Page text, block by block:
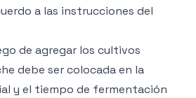
a las instrucciones del
de agregar los cultivos
debe ser colocada en la
y el tiempo de fermentación